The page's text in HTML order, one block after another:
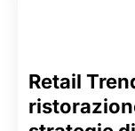
Retail